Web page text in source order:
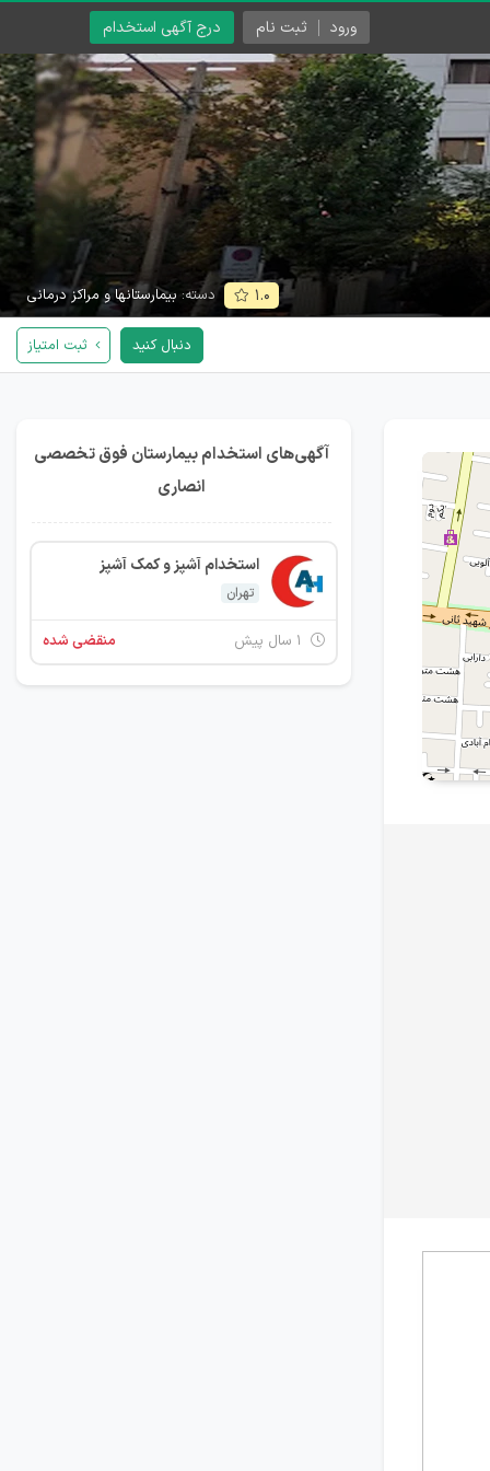
درج آگهی استخدام ورود ثبت نام
۱.۰ دسته: بیمارستانها و مراکز درمانی
دنبال کنید ثبت امتیاز
آگهی‌های استخدام بیمارستان فوق تخصصی
انصاری
استخدام آشپز و کمک آشپز
تهران
منقضی شده